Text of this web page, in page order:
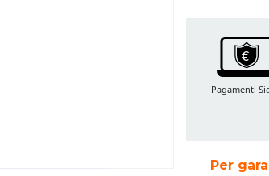
Per
Pagamenti